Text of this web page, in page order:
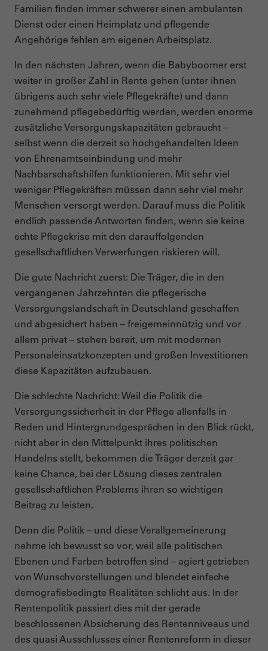
Familien finden immer schwerer einen ambulanten
Dienst oder einen Heimplatz und pflegende
Angehörige fehlen am eigenen Arbeitsplatz.
In den nächsten Jahren, wenn die Babyboomer erst
weiter in großer Zahl in Rente gehen (unter ihnen
übrigens auch sehr viele Pflegekräfte) und dann
zunehmend pflegebedürftig werden, werden enorme
zusätzliche Versorgungskapazitäten gebraucht –
selbst wenn die derzeit so hochgehandelten Ideen
von Ehrenamtseinbindung und mehr
Nachbarschaftshilfen funktionieren. Mit sehr viel
weniger Pflegekräften müssen dann sehr viel mehr
Menschen versorgt werden. Darauf muss die Politik
endlich passende Antworten finden, wenn sie keine
echte Pflegekrise mit den darauffolgenden
gesellschaftlichen Verwerfungen riskieren will.
Die gute Nachricht zuerst: Die Träger, die in den
vergangenen Jahrzehnten die pflegerische
Versorgungslandschaft in Deutschland geschaffen
und abgesichert haben – freigemeinnützig und vor
allem privat – stehen bereit, um mit modernen
Personaleinsatzkonzepten und großen Investitionen
diese Kapazitäten aufzubauen.
Die schlechte Nachricht: Weil die Politik die
Versorgungssicherheit in der Pflege allenfalls in
Reden und Hintergrundgesprächen in den Blick rückt,
nicht aber in den Mittelpunkt ihres politischen
Handelns stellt, bekommen die Träger derzeit gar
keine Chance, bei der Lösung dieses zentralen
gesellschaftlichen Problems ihren so wichtigen
Beitrag zu leisten.
Denn die Politik – und diese Verallgemeinerung
nehme ich bewusst so vor, weil alle politischen
Ebenen und Farben betroffen sind – agiert getrieben
von Wunschvorstellungen und blendet einfache
demografiebedingte Realitäten schlicht aus. In der
Rentenpolitik passiert dies mit der gerade
beschlossenen Absicherung des Rentenniveaus und
des quasi Ausschlusses einer Rentenreform in dieser